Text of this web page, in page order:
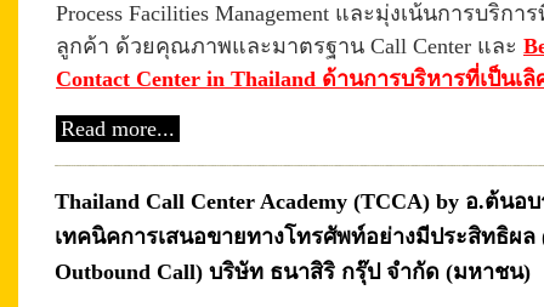
Process Facilities Management และมุ่งเน้นการบริก
ลูกค้า ด้วยคุณภาพและมาตรฐาน Call Center และ
Contact Center in Thailand ด้านการบริหารที่เป็นเลิ
Read more...
Thailand Call Center Academy (TCCA) by อ.ต้นอ
เทคนิคการเสนอขายทางโทรศัพท์อย่างมีประสิทธิผล
Outbound Call) บริษัท ธนาสิริ กรุ๊ป จำกัด (มหาชน)